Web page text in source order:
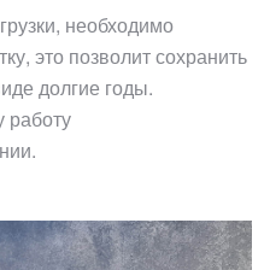
необходимо
это позволит сохранить
долгие годы.
работу